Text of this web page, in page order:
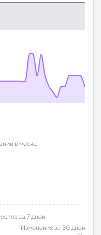
в месяц
за 7 дней
*Изменения за 30 дней